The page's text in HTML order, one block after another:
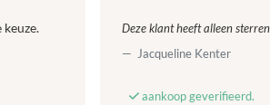
Deze klant heeft alleen
Jacqueline Kenter
aankoop geverifieerd.